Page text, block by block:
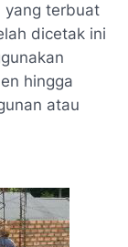
yang terbuat
dicetak ini
hingga
atau